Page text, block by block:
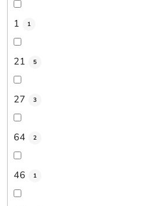
1 1
21 5
27 3
64 2
46 1